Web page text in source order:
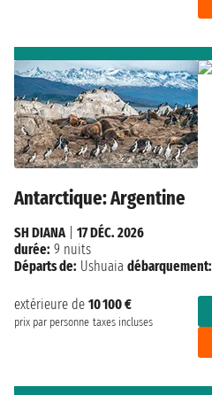
Antarctique: Argentine
extérieure de 10 100 €
prix par personne taxes incluses
SH DIANA| 17 DÉC. 2026
durée: 9 nuits
Départs de: Ushuaia débarquement: